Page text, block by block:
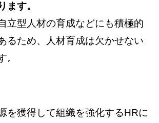
ます。
立型人材の育成などにも積極的
るため、人材育成は欠かせない
。
を獲得して組織を強化するHRに